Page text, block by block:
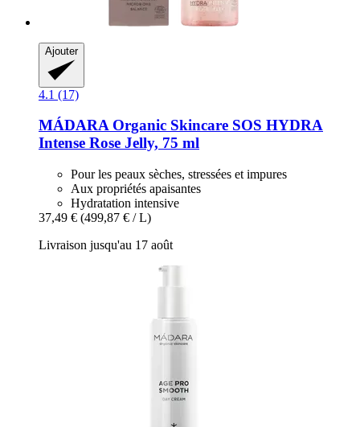
Ajouter
4.1 (17)
MÁDARA Organic Skincare SOS HYDRA
Intense Rose Jelly, 75 ml
Pour les peaux sèches, stressées et impures
Aux propriétés apaisantes
Hydratation intensive
37,49 € (499,87 € / L)
Livraison jusqu'au 17 août